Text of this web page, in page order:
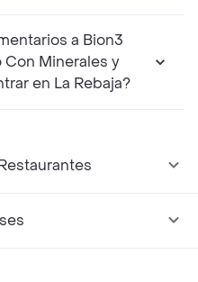
a Bion3
Minerales y
en La Rebaja?